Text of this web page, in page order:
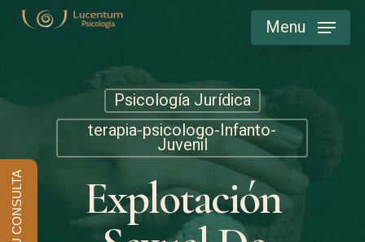
Skip
content
Menu
Psicología Jurídica
terapia-psicologo-Infanto-
Juvenil
Explotación